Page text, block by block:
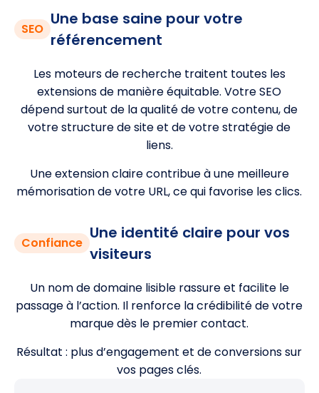
SEO
Une base saine pour votre
référencement
Les moteurs de recherche traitent toutes les
extensions de manière équitable. Votre SEO
dépend surtout de la qualité de votre contenu, de
votre structure de site et de votre stratégie de
liens.
Une extension claire contribue à une meilleure
mémorisation de votre URL, ce qui favorise les clics.
Confiance
Une identité claire pour vos
visiteurs
Un nom de domaine lisible rassure et facilite le
passage à l’action. Il renforce la crédibilité de votre
marque dès le premier contact.
Résultat : plus d’engagement et de conversions sur
vos pages clés.